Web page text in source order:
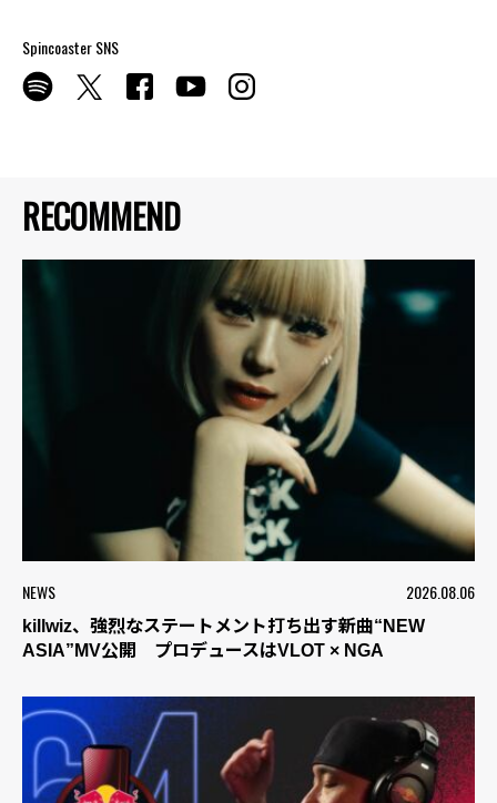
RECOMMEND
NEWS 2026.08.06
killwiz、強烈なステートメント打ち出す新曲“NEW
ASIA”MV公開 プロデュースはVLOT × NGA
Spincoaster SNS